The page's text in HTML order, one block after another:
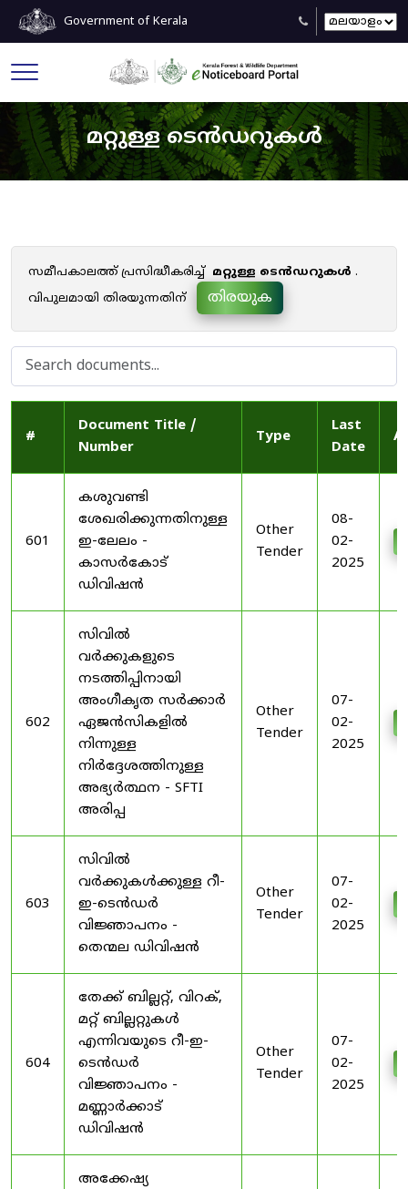
Government of Kerala
മറ്റുള്ള ടെൻഡറുകൾ
സമീപകാലത്ത് പ്രസിദ്ധീകരിച്ച് മറ്റുള്ള ടെൻഡറുകൾ .
വിപുലമായി തിരയുന്നതിന്
തിരയുക
#
Document Title /
Number
Type
Last
Date
601
കശുവണ്ടി
ശേഖരിക്കുന്നതിനുള്ള
ഇ-ലേലം -
കാസർകോട്
ഡിവിഷൻ
Other
Tender
08-
02-
2025
602
സിവിൽ
വർക്കുകളുടെ
നടത്തിപ്പിനായി
അംഗീകൃത സർക്കാർ
ഏജൻസികളിൽ
നിന്നുള്ള
നിർദ്ദേശത്തിനുള്ള
അഭ്യർത്ഥന - SFTI
അരിപ്പ
Other
Tender
07-
02-
2025
603
സിവിൽ
വർക്കുകൾക്കുള്ള റീ-
ഇ-ടെൻഡർ
വിജ്ഞാപനം -
തെന്മല ഡിവിഷൻ
Other
Tender
07-
02-
2025
604
തേക്ക് ബില്ലറ്റ്, വിറക്,
മറ്റ് ബില്ലറ്റുകൾ
എന്നിവയുടെ റീ-ഇ-
ടെൻഡർ
വിജ്ഞാപനം -
മണ്ണാർക്കാട്
ഡിവിഷൻ
Other
Tender
07-
02-
2025
അക്കേഷ്യ